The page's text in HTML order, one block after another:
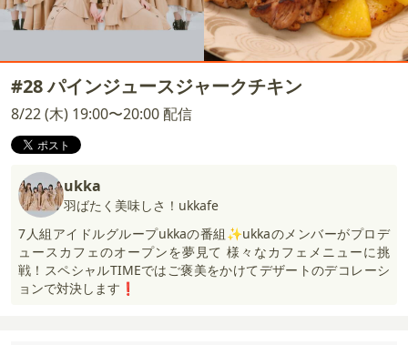
#28 パインジュースジャークチキン
8/22 (木) 19:00〜20:00 配信
ukka
羽ばたく美味しさ！ukkafe
7人組アイドルグループukkaの番組✨ukkaのメンバーがプロデ
ュースカフェのオープンを夢見て 様々なカフェメニューに挑
戦！スペシャルTIMEではご褒美をかけてデザートのデコレーシ
ョンで対決します❗️